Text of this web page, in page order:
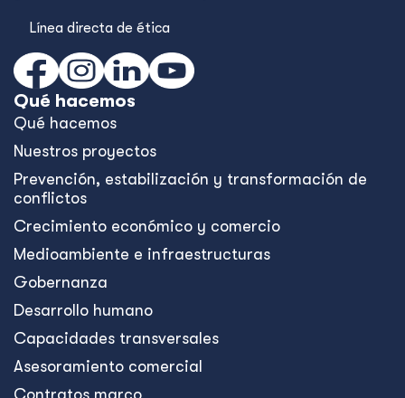
Línea directa de ética
Qué hacemos
Qué hacemos
Nuestros proyectos
Prevención, estabilización y transformación de
conflictos
Crecimiento económico y comercio
Medioambiente e infraestructuras
Gobernanza
Desarrollo humano
Capacidades transversales
Asesoramiento comercial
Contratos marco